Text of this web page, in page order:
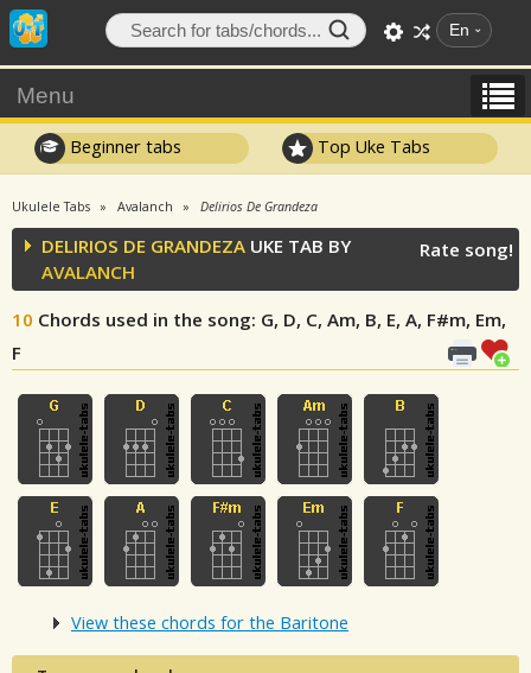
En
Menu
Beginner tabs Top Uke Tabs
Ukulele Tabs Avalanch Delirios De Grandeza
DELIRIOS DE GRANDEZA UKE TAB BY
AVALANCH
10 Chords used in the song: G, D, C, Am, B, E, A, F#m, Em,
F
Rate song!
View these chords for the Baritone